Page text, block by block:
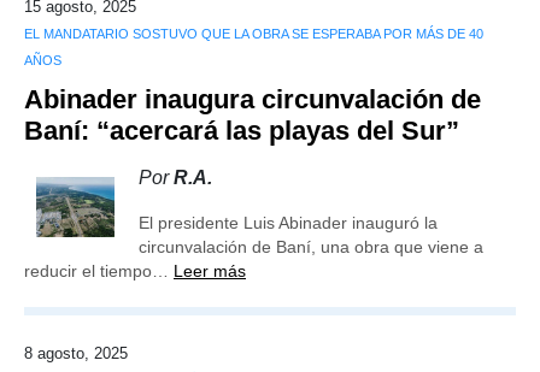
15 agosto, 2025
EL MANDATARIO SOSTUVO QUE LA OBRA SE ESPERABA POR MÁS DE 40
AÑOS
Abinader inaugura circunvalación de
Baní: “acercará las playas del Sur”
PorR.A.
El presidente Luis Abinader inauguró la
circunvalación de Baní, una obra que viene a
reducir el tiempo… Leer más
8 agosto, 2025